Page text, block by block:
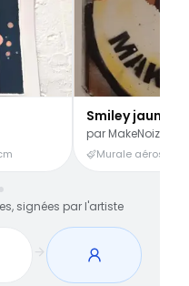
Smiley jaune
par MakeNoize
Murale aérosol
signées par l'artiste